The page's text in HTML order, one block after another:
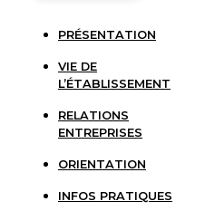
PRÉSENTATION
VIE DE
L’ÉTABLISSEMENT
RELATIONS
ENTREPRISES
ORIENTATION
INFOS PRATIQUES